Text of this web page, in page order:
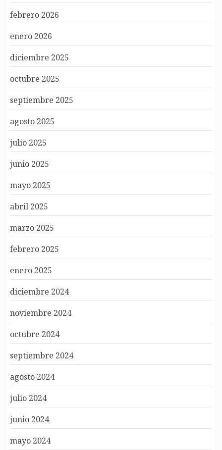
febrero 2026
enero 2026
diciembre 2025
octubre 2025
septiembre 2025
agosto 2025
julio 2025
junio 2025
mayo 2025
abril 2025
marzo 2025
febrero 2025
enero 2025
diciembre 2024
noviembre 2024
octubre 2024
septiembre 2024
agosto 2024
julio 2024
junio 2024
mayo 2024